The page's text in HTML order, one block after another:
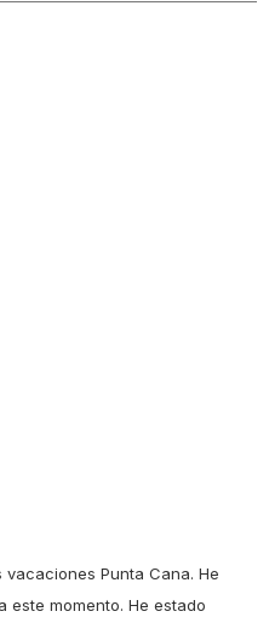
Punta Cana. He
este momento. He estado